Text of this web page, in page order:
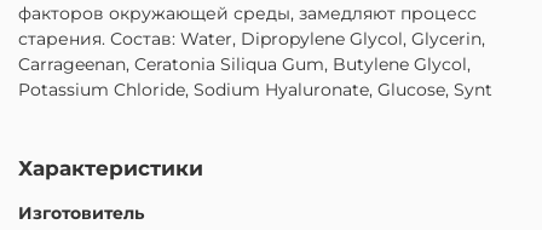
факторов окружающей среды, замедляют процесс
старения. Состав: Water, Dipropylene Glycol, Glycerin,
Carrageenan, Ceratonia Siliqua Gum, Butylene Glycol,
Potassium Chloride, Sodium Hyaluronate, Glucose, Synt
Характеристики
Изготовитель